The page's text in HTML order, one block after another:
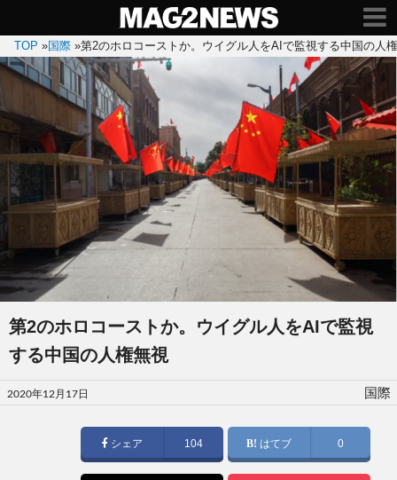
TOP »国際 »第2のホロコーストか。ウイグル人をAIで監視する中国の人
第2のホロコーストか。ウイグル人をAIで監視
する中国の人権無視
投
稿
2020年12月17日 国際
シェア 104 はてブ 0